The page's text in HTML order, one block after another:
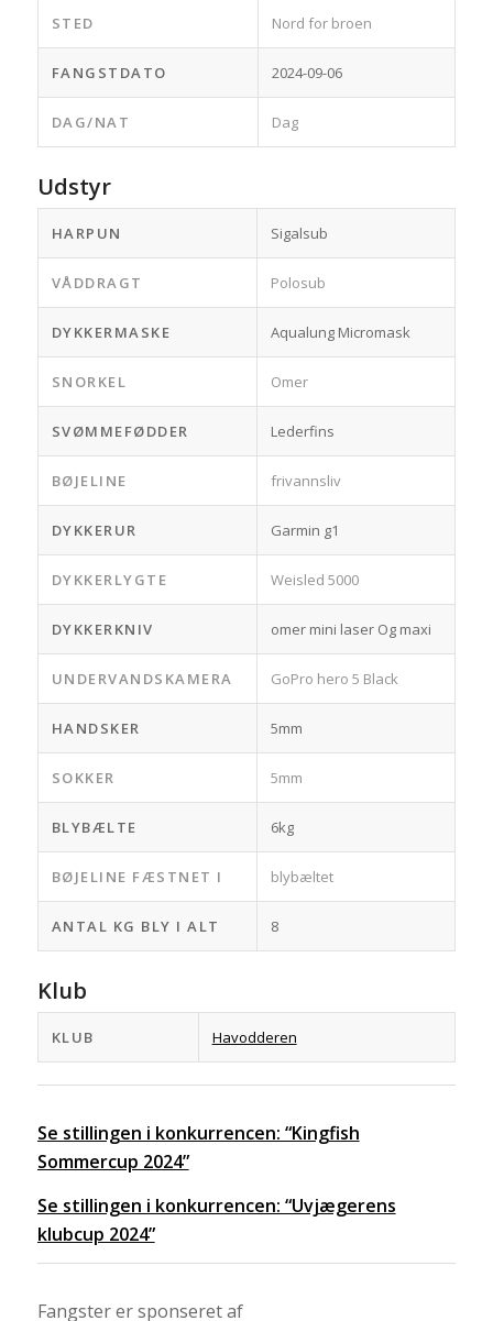
STED Nord for broen
FANGSTDATO 2024-09-06
DAG/NAT Dag
Udstyr
HARPUN Sigalsub
VÅDDRAGT Polosub
DYKKERMASKE Aqualung Micromask
SNORKEL Omer
SVØMMEFØDDER Lederfins
BØJELINE frivannsliv
DYKKERUR Garmin g1
DYKKERLYGTE Weisled 5000
DYKKERKNIV omer mini laser Og maxi
UNDERVANDSKAMERA GoPro hero 5 Black
HANDSKER 5mm
SOKKER 5mm
BLYBÆLTE 6kg
BØJELINE FÆSTNET I blybæltet
ANTAL KG BLY I ALT 8
Klub
KLUB Havodderen
Se stillingen i konkurrencen: “Kingfish
Sommercup 2024”
Se stillingen i konkurrencen: “Uvjægerens
klubcup 2024”
Fangster er sponseret af